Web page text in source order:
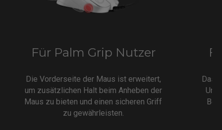
Für Palm Grip Nutzer
Die Vorderseite der Maus ist erweitert,
um zusätzlichen Halt beim Anheben der
Maus zu bieten und einen sicheren Griff
zu gewährleisten.
Das